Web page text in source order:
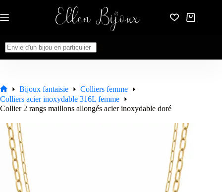
au
contenu
Panier
Accueil
Bijoux fantaisie
Colliers femme
Colliers acier inoxydable 316L femme
Collier 2 rangs maillons allongés acier inoxydable doré